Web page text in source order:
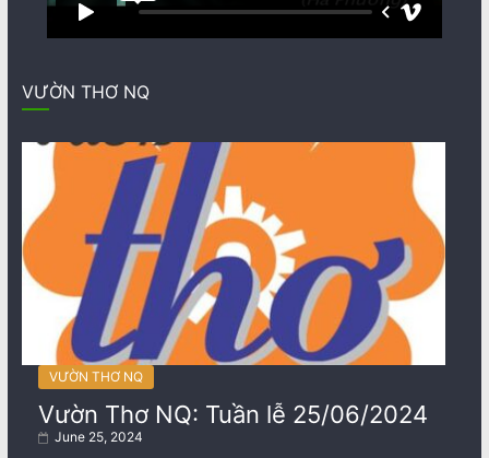
VƯỜN THƠ NQ
VƯỜN THƠ NQ
Vườn Thơ NQ: Tuần lễ 25/06/2024
June 25, 2024